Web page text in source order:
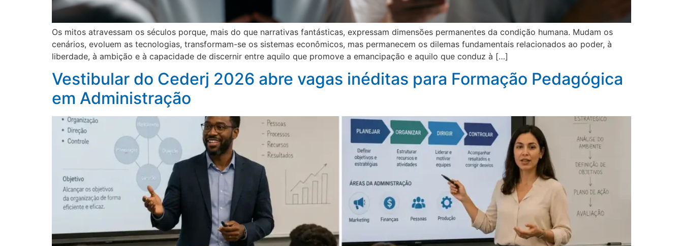
Os mitos atravessam os séculos porque, mais do que narrativas fantásticas, expressam dimensões permanentes da condição humana. Mudam os
cenários, evoluem as tecnologias, transformam-se os sistemas econômicos, mas permanecem os dilemas fundamentais relacionados ao poder, à
liberdade, à ambição e à capacidade de discernir entre aquilo que promove a emancipação e aquilo que conduz à […]
Vestibular do Cederj 2026 abre vagas inéditas para Formação Pedagógica
em Administração